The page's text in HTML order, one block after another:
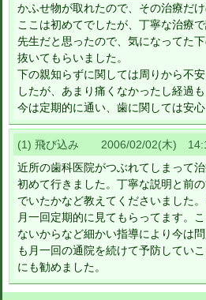
かふせ物が取れたので、その治療だ
ここは初めてでしたが、丁寧な治療
先生だと思ったので、気になってた
抜いてもらいました。
下の親知らずに関しては周りから不
したが、あまり痛くなかったし経過も
今は定期的に通い、歯に関しては安心
(1) 飛び込み 2006/02/02(木)
近所の歯科医院がつぶれてしまって
初めて行きました。丁寧な説明と前
でいたかなど教えてくださいました
月一回定期的に見てもらってます。
ないからなど細かい指導により今は
も月一回の通院を続けて予防してい
にも勧めました。